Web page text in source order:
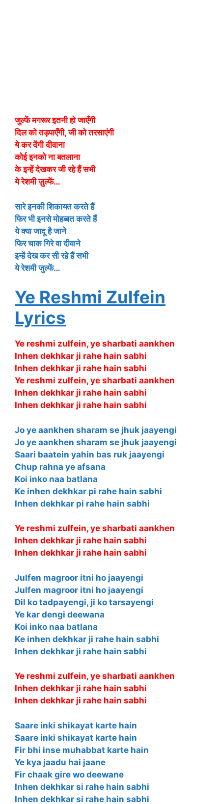
जुल्फें मगरूर इतनी हो जाएँगी
दिल को तड़पाएँगी, जी को तरसाएंगी
ये कर देंगी दीवाना
कोई इनको ना बतलाना
के इन्हें देखकर जी रहे हैं सभी
ये रेशमी ज़ुल्फें…
सारे इनकी शिकायत करते हैं
फिर भी इनसे मोहब्बत करते हैं
ये क्या जादू है जाने
फिर चाक गिरे वा दीवाने
इन्हें देख कर सी रहे हैं सभी
ये रेशमी जुल्फें…
Ye Reshmi Zulfein
Lyrics
Ye reshmi zulfein, ye sharbati aankhen
Inhen dekhkar ji rahe hain sabhi
Inhen dekhkar ji rahe hain sabhi
Ye reshmi zulfein, ye sharbati aankhen
Inhen dekhkar ji rahe hain sabhi
Inhen dekhkar ji rahe hain sabhi
Jo ye aankhen sharam se jhuk jaayengi
Jo ye aankhen sharam se jhuk jaayengi
Saari baatein yahin bas ruk jaayengi
Chup rahna ye afsana
Koi inko naa batlana
Ke inhen dekhkar pi rahe hain sabhi
Inhen dekhkar pi rahe hain sabhi
Ye reshmi zulfein, ye sharbati aankhen
Inhen dekhkar ji rahe hain sabhi
Inhen dekhkar ji rahe hain sabhi
Julfen magroor itni ho jaayengi
Julfen magroor itni ho jaayengi
Dil ko tadpayengi, ji ko tarsayengi
Ye kar dengi deewana
Koi inko naa batlana
Ke inhen dekhkar ji rahe hain sabhi
Inhen dekhkar ji rahe hain sabhi
Ye reshmi zulfein, ye sharbati aankhen
Inhen dekhkar ji rahe hain sabhi
Inhen dekhkar ji rahe hain sabhi
Saare inki shikayat karte hain
Saare inki shikayat karte hain
Fir bhi inse muhabbat karte hain
Ye kya jaadu hai jaane
Fir chaak gire wo deewane
Inhen dekhkar si rahe hain sabhi
Inhen dekhkar si rahe hain sabhi